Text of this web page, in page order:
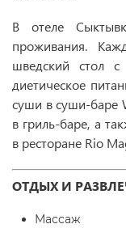
В отеле
проживания.
шведский стол
диетическое
суши в суши-баре
в гриль-баре, а
в ресторане Rio
ОТДЫХ И
Массаж